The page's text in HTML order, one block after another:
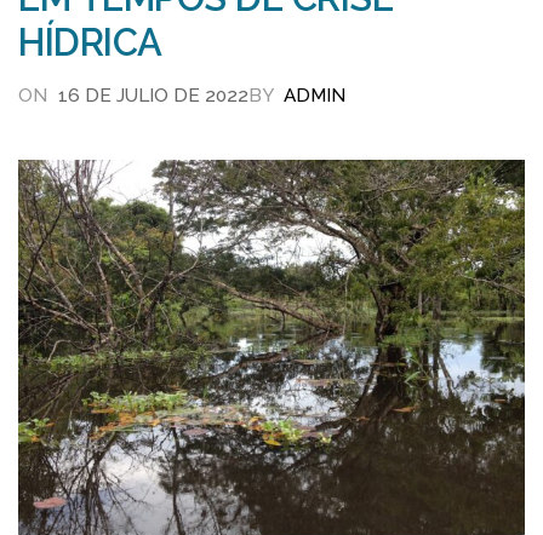
HÍDRICA
ON 16 DE JULIO DE 2022 BY ADMIN